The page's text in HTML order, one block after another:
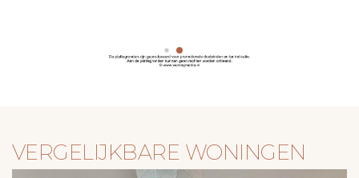
VERGELIJKBARE WONINGEN